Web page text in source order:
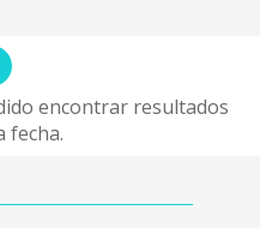
encontrar resultados
fecha.